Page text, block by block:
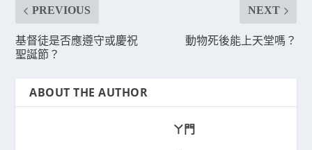
PREVIOUS
基督徒是否應遵守或慶祝
聖誕節？
NEXT
動物死後能上天堂嗎？
ABOUT THE AUTHOR
ㄚ門